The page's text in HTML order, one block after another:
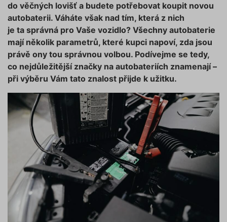
do věčných lovišť a budete potřebovat koupit novou
autobaterii. Váháte však nad tím, která z nich
je ta správná pro Vaše vozidlo? Všechny autobaterie
mají několik parametrů, které kupci napoví, zda jsou
právě ony tou správnou volbou. Podívejme se tedy,
co nejdůležitější značky na autobateriích znamenají –
při výběru Vám tato znalost přijde k užitku.